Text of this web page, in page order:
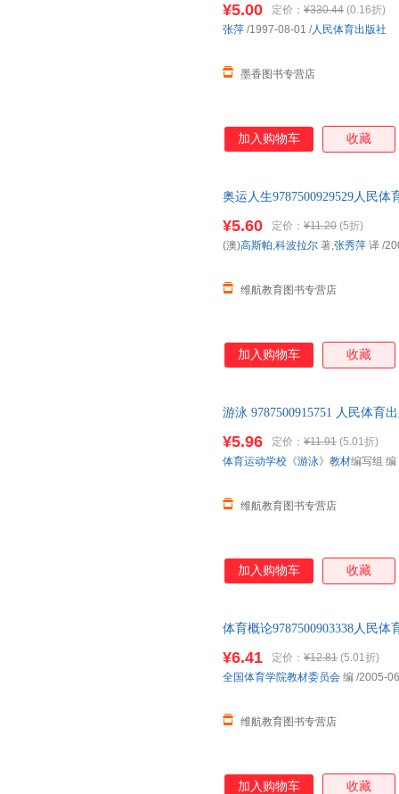
¥5.00 定价： ¥330.44 (0.16折)
墨香图书专营店
张萍 /1997-08-01 /人民体育出版社
加入购物车 收藏
奥运人生9787500929529人民
¥5.60 定价： ¥11.20 (5折)
维航教育图书专营店
(澳)高斯帕,科波拉尔 著,张秀萍 译 /
加入购物车 收藏
游泳 9787500915751 人民体育
¥5.96 定价： ¥11.91 (5.01折)
维航教育图书专营店
体育运动学校 《游泳》 教材编写组 编
加入购物车 收藏
体育概论9787500903338人民
¥6.41 定价： ¥12.81 (5.01折)
维航教育图书专营店
全国体育学院教材委员会 编 /2005-
加入购物车 收藏